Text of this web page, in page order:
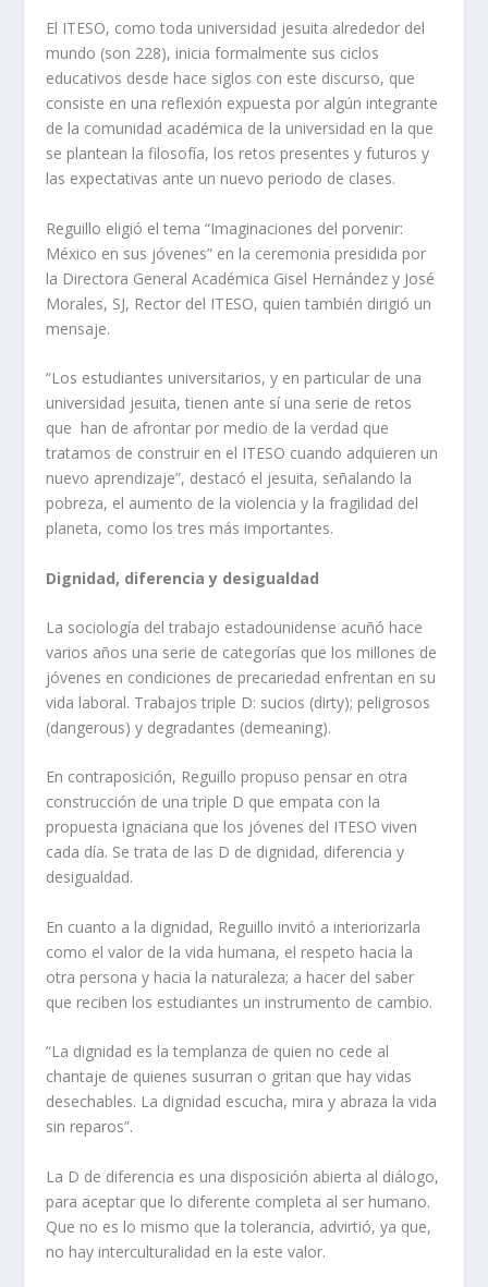
El ITESO, como toda universidad jesuita alrededor del
mundo (son 228), inicia formalmente sus ciclos
educativos desde hace siglos con este discurso, que
consiste en una reflexión expuesta por algún integrante
de la comunidad académica de la universidad en la que
se plantean la filosofía, los retos presentes y futuros y
las expectativas ante un nuevo periodo de clases.
Reguillo eligió el tema “Imaginaciones del porvenir:
México en sus jóvenes” en la ceremonia presidida por
la Directora General Académica Gisel Hernández y José
Morales, SJ, Rector del ITESO, quien también dirigió un
mensaje.
“Los estudiantes universitarios, y en particular de una
universidad jesuita, tienen ante sí una serie de retos
que han de afrontar por medio de la verdad que
tratamos de construir en el ITESO cuando adquieren un
nuevo aprendizaje”, destacó el jesuita, señalando la
pobreza, el aumento de la violencia y la fragilidad del
planeta, como los tres más importantes.
Dignidad, diferencia y desigualdad
La sociología del trabajo estadounidense acuñó hace
varios años una serie de categorías que los millones de
jóvenes en condiciones de precariedad enfrentan en su
vida laboral. Trabajos triple D: sucios (dirty); peligrosos
(dangerous) y degradantes (demeaning).
En contraposición, Reguillo propuso pensar en otra
construcción de una triple D que empata con la
propuesta ignaciana que los jóvenes del ITESO viven
cada día. Se trata de las D de dignidad, diferencia y
desigualdad.
En cuanto a la dignidad, Reguillo invitó a interiorizarla
como el valor de la vida humana, el respeto hacia la
otra persona y hacia la naturaleza; a hacer del saber
que reciben los estudiantes un instrumento de cambio.
“La dignidad es la templanza de quien no cede al
chantaje de quienes susurran o gritan que hay vidas
desechables. La dignidad escucha, mira y abraza la vida
sin reparos”.
La D de diferencia es una disposición abierta al diálogo,
para aceptar que lo diferente completa al ser humano.
Que no es lo mismo que la tolerancia, advirtió, ya que,
no hay interculturalidad en la este valor.